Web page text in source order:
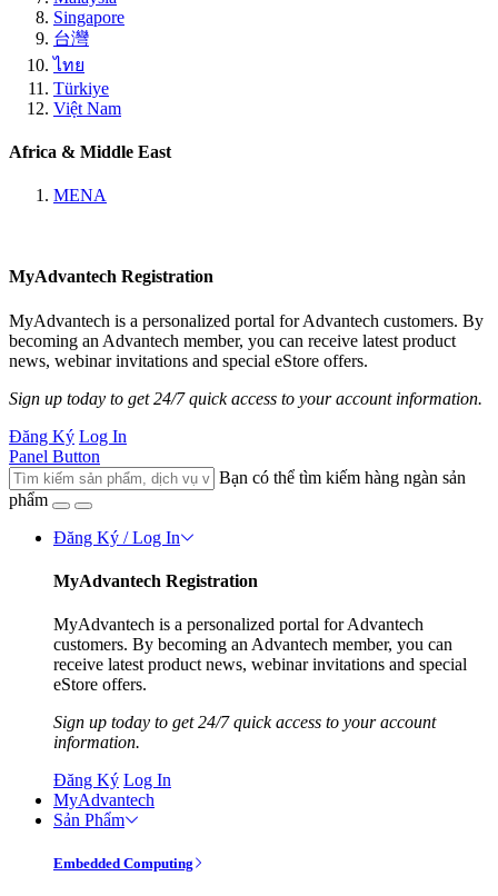
Singapore
台灣
ไทย
Türkiye
Việt Nam
Africa & Middle East
MENA
MyAdvantech Registration
MyAdvantech is a personalized portal for Advantech customers. By
becoming an Advantech member, you can receive latest product
news, webinar invitations and special eStore offers.
Sign up today to get 24/7 quick access to your account information.
Đăng Ký Log In
Panel Button
Bạn có thể tìm kiếm hàng ngàn sản
phẩm
Đăng Ký / Log In
MyAdvantech Registration
MyAdvantech is a personalized portal for Advantech
customers. By becoming an Advantech member, you can
receive latest product news, webinar invitations and special
eStore offers.
Sign up today to get 24/7 quick access to your account
information.
Đăng Ký Log In
MyAdvantech
Sản Phẩm
Embedded Computing